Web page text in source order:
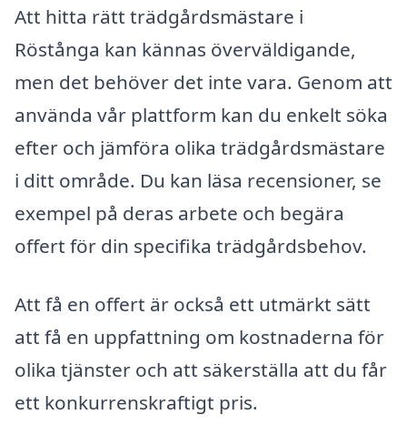
Att hitta rätt trädgårdsmästare i
Röstånga kan kännas överväldigande,
men det behöver det inte vara. Genom att
använda vår plattform kan du enkelt söka
efter och jämföra olika trädgårdsmästare
i ditt område. Du kan läsa recensioner, se
exempel på deras arbete och begära
offert för din specifika trädgårdsbehov.
Att få en offert är också ett utmärkt sätt
att få en uppfattning om kostnaderna för
olika tjänster och att säkerställa att du får
ett konkurrenskraftigt pris.